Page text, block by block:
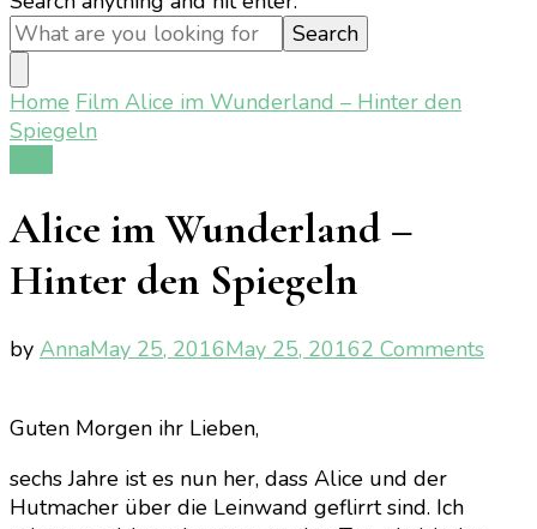
for
Something?
Home Film Alice im Wunderland – Hinter den
Spiegeln
Alice im Wunderland –
Hinter den Spiegeln
by AnnaMay 25, 2016May 25, 20162 Commentson
Guten Morgen ihr Lieben,
sechs Jahre ist es nun her, dass Alice und der
Hutmacher über die Leinwand geflirrt sind. Ich